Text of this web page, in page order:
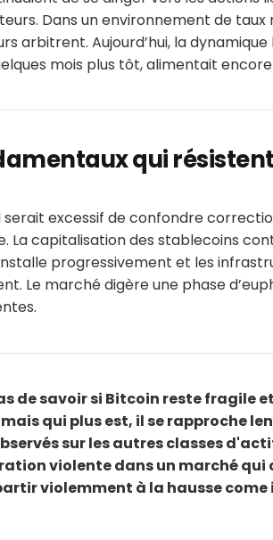
Dans un environnement de
arbitrent. Aujourd’hui, la
mois plus tôt, alimentait
qui résistent
serait excessif de confondre
La capitalisation des stablecoins
progressivement et les
Le marché digère une phase
de savoir si Bitcoin reste fragile
qui plus est, il se rapproche
sur les autres classes
violente dans un marché qui
violemment à la hausse come